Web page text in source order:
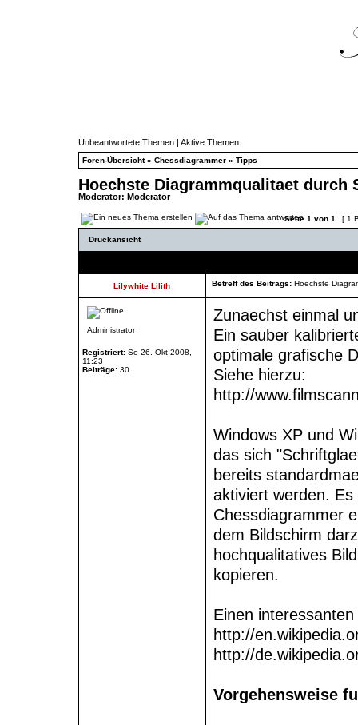
Unbeantwortete Themen| Aktive Themen
Foren-Übersicht» Chessdiagrammer» Tipps
Hoechste Diagrammqualitaet durch
Moderator: Moderator
Seite 1 von 1 [ 1
Druckansicht
Lilywhite Lilith Betreff des Beitrags:Hoechste
Administrator
Registriert:So 26. Okt 2008,
11:23
Beiträge:30
Zunaechst einmal
Ein sauber
optimale grafische
Siehe hierzu:
http://
Windows XP und
das sich
bereits
aktiviert werden.
Chessdiagrammer
dem Bildschirm
hochqualitatives
kopieren.
Einen
http://
http://
Vorgehensweise